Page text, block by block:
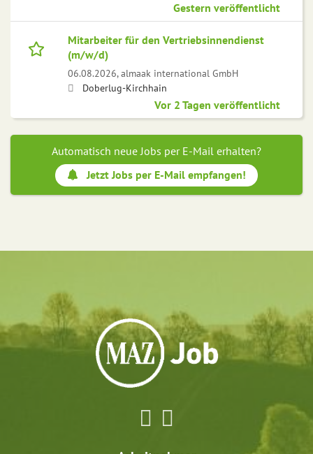
Gestern veröffentlicht
Mitarbeiter für den Vertriebsinnendienst
(m/w/d)
06.08.2026,almaak international GmbH
Doberlug-Kirchhain
Vor 2 Tagen veröffentlicht
Automatisch neue Jobs per E-Mail erhalten?
Jetzt Jobs per E-Mail empfangen!